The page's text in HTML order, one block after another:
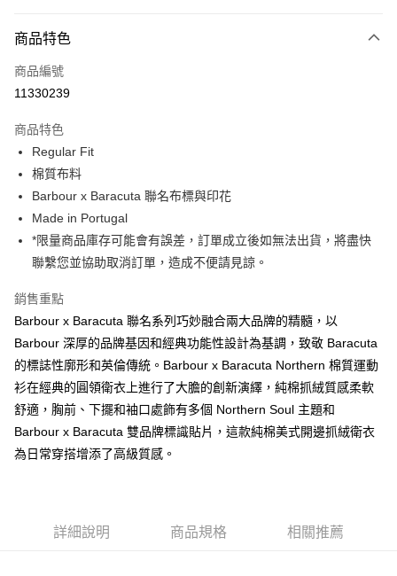
信用卡一次付款
信用卡分期付款
合作金庫商業銀行
華南商業銀行
上海商業儲蓄銀行
國泰世華商業銀行
兆豐國際商業銀行
臺灣中小企業銀行
匯豐（台灣）商業銀行
華泰商業銀行
聯邦商業銀行
遠東國際商業銀行
元大商業銀行
永豐商業銀行
台新國際商業銀行
台灣樂天信用卡公司
Apple Pay
悠遊付
全盈+PAY
AFTEE先享後付
相關說明
【關於「AFTEE先享後付」】
便利好安心！
１．簡單：不需註冊會員、不需綁卡、不需儲值。
２．便利：只要手機號碼，簡訊認證，即可結帳。
３．安心：先確認商品／服務後，再付款。
結帳頁面，進行簡訊認證並確認金額後，即可完成結帳。
２．訂單成立數日內，您將收到繳費通知簡訊。
ATM付款
運送方式
商品特色
商品編號
11330239
商品特色
Regular Fit
棉質布料
Barbour x Baracuta 聯名布標與印花
Made in Portugal
*限量商品庫存可能會有誤差，訂單成立後如無法出貨，將盡快
聯繫您並協助取消訂單，造成不便請見諒。
銷售重點
Barbour x Baracuta 聯名系列巧妙融合兩大品牌的精髓，以
Barbour 深厚的品牌基因和經典功能性設計為基調，致敬 Baracuta
的標誌性廓形和英倫傳統。Barbour x Baracuta Northern 棉質運動
衫在經典的圓領衛衣上進行了大膽的創新演繹，純棉抓絨質感柔軟
舒適，胸前、下擺和袖口處飾有多個 Northern Soul 主題和
Barbour x Baracuta 雙品牌標識貼片，這款純棉美式開邊抓絨衛衣
為日常穿搭增添了高級質感。
詳細說明 商品規格 相關推薦